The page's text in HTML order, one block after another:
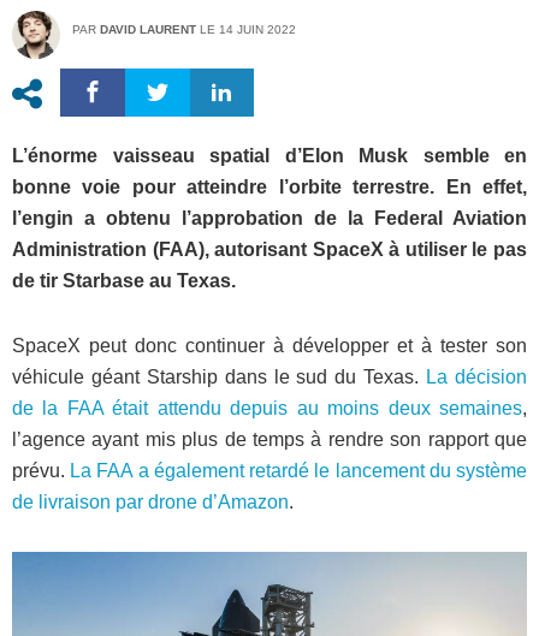
PAR DAVID LAURENT LE 14 JUIN 2022
L’énorme vaisseau spatial d’Elon Musk semble en
bonne voie pour atteindre l’orbite terrestre. En effet,
l’engin a obtenu l’approbation de la Federal Aviation
Administration (FAA), autorisant SpaceX à utiliser le pas
de tir Starbase au Texas.
SpaceX peut donc continuer à développer et à tester son
véhicule géant Starship dans le sud du Texas. La décision
de la FAA était attendu depuis au moins deux semaines,
l’agence ayant mis plus de temps à rendre son rapport que
prévu. La FAA a également retardé le lancement du système
de livraison par drone d’Amazon.